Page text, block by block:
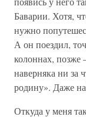
Баварии. Хотя,
нужно
А он поездил,
колоннах, позже
наверняка ни за
родину». Даже
Откуда у меня